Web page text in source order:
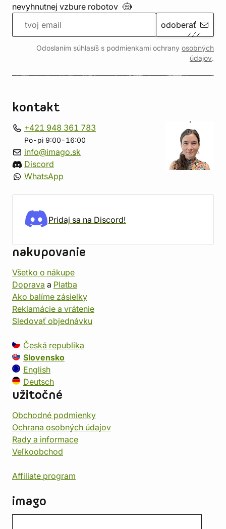
nevyhnutnej vzbure robotov
odoberať
Odoslaním súhlasíš s podmienkami ochrany osobných
údajov.
kontakt
+421 948 361 783
Po-pi 9:00-16:00
info@imago.sk
Discord
WhatsApp
Pridaj sa na Discord!
nakupovanie
Všetko o nákupe
Doprava a Platba
Ako balíme zásielky
Reklamácie a vrátenie
Sledovať objednávku
Česká republika
Slovensko
English
Deutsch
užitočné
Obchodné podmienky
Ochrana osobných údajov
Rady a informace
Veľkoobchod
Affiliate program
imago